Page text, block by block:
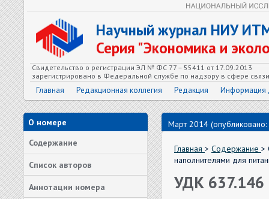
Научный журнал НИУ
Серия "Экономика и
Свидетельство о регистрации ЭЛ № ФС 77 – 55411 от 17.09.2013
зарегистрировано в Федеральной службе по надзору в сфере
Главная Редакционная коллегия Редакция Информация
О номере
Содержание
Список авторов
Аннотации номера
Март 2014
Главная > Содержание >
наполнителями для
УДК 637.146